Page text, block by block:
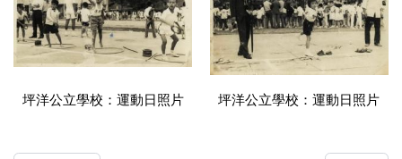
坪洋公立學校：運動日照片 坪洋公立學校：運動日照片